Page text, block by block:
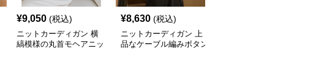
¥9,050 (税込)
ニットカーディガン 横
縞模様の丸首モヘアニッ
¥8,630 (税込)
ニットカーディガン 上
品なケーブル編みボタン